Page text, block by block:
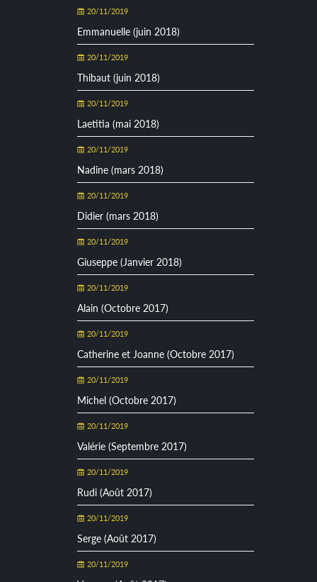
20/11/2019
Emmanuelle (juin 2018)
20/11/2019
Thibaut (juin 2018)
20/11/2019
Laetitia (mai 2018)
20/11/2019
Nadine (mars 2018)
20/11/2019
Didier (mars 2018)
20/11/2019
Giuseppe (Janvier 2018)
20/11/2019
Alain (Octobre 2017)
20/11/2019
Catherine et Joanne (Octobre 2017)
20/11/2019
Michel (Octobre 2017)
20/11/2019
Valérie (Septembre 2017)
20/11/2019
Rudi (Août 2017)
20/11/2019
Serge (Août 2017)
20/11/2019